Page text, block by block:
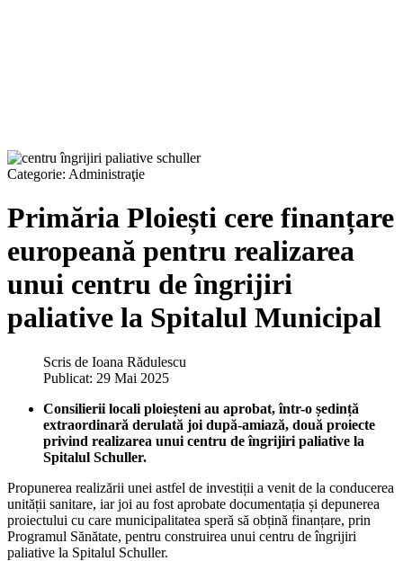
Categorie: Administraţie
Primăria Ploiești cere finanțare
europeană pentru realizarea
unui centru de îngrijiri
paliative la Spitalul Municipal
Scris de Ioana Rădulescu
Publicat: 29 Mai 2025
Consilierii locali ploieșteni au aprobat, într-o ședință
extraordinară derulată joi după-amiază, două proiecte
privind realizarea unui centru de îngrijiri paliative la
Spitalul Schuller.
Propunerea realizării unei astfel de investiții a venit de la conducerea
unității sanitare, iar joi au fost aprobate documentația și depunerea
proiectului cu care municipalitatea speră să obțină finanțare, prin
Programul Sănătate, pentru construirea unui centru de îngrijiri
paliative la Spitalul Schuller.